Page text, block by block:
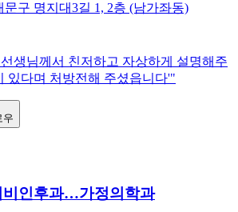
구 명지대3길 1, 2층 (남가좌동)
생님께서 친저하고 자상하게 설명해주
있다며 처방전해 주셨읍니다'"
우
비인후과…가정의학과